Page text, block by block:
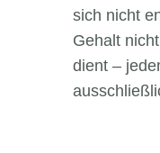
sich nicht
Gehalt
dient –